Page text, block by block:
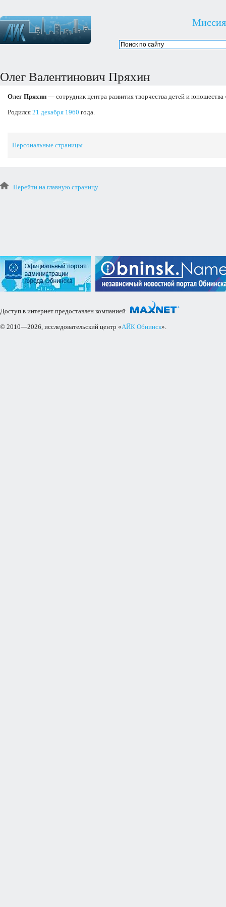
Миссия
Олег Валентинович Пряхин
Олег Пряхин — сотрудник центра развития творчества детей и юношества
Родился 21 декабря 1960 года.
Персональные страницы
Перейти на главную страницу
Доступ в интернет предоставлен компанией
© 2010—2026, исследовательский центр «АЙК Обнинск».